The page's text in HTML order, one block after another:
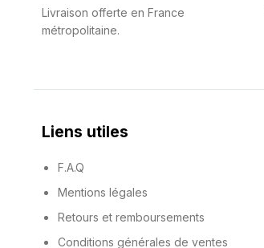
Livraison offerte en France
métropolitaine.
Liens utiles
F.A.Q
Mentions légales
Retours et remboursements
Conditions générales de ventes